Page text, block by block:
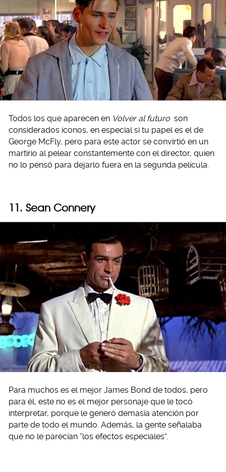
Todos los que aparecen en Volver al futuro son
considerados íconos, en especial si tu papel es el de
George McFly, pero para este actor se convirtió en un
martirio al pelear constantemente con el director, quien
no lo pensó para dejarlo fuera en la segunda película.
11. Sean Connery
Para muchos es el mejor James Bond de todos, pero
para él, este no es el mejor personaje que le tocó
interpretar, porque le generó demasía atención por
parte de todo el mundo. Además, la gente señalaba
que no le parecían “los efectos especiales”.